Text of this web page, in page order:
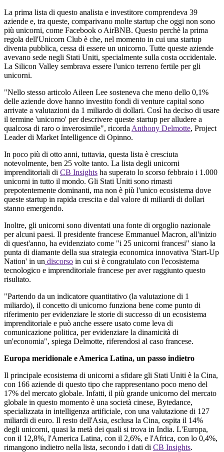
La prima lista di questo analista e investitore comprendeva 39
aziende e, tra queste, comparivano molte startup che oggi non sono
più unicorni, come Facebook o AirBNB. Questo perchè la prima
regola dell'Unicorn Club è che, nel momento in cui una startup
diventa pubblica, cessa di essere un unicorno. Tutte queste aziende
avevano sede negli Stati Uniti, specialmente sulla costa occidentale.
La Silicon Valley sembrava essere l'unico terreno fertile per gli
unicorni.
"Nello stesso articolo Aileen Lee sosteneva che meno dello 0,1%
delle aziende dove hanno investito fondi di venture capital sono
arrivate a valutazioni da 1 miliardo di dollari. Così ha deciso di usare
il termine 'unicorno' perdescrivere queste startup peralludere a
qualcosa di raro o inverosimile", ricorda Anthony Delmotte, Project
Leader di Market Intelligence di Opinno.
In poco più di otto anni, tuttavia, questa lista è cresciuta
notevolmente, ben 25 volte tanto. La lista degli unicorni
imprenditoriali di CB Insights ha superato lo scorso febbraio i 1.000
unicorni in tutto il mondo. Gli Stati Uniti sono rimasti
prepotentemente dominanti, ma non è più l'unico ecosistema dove
queste startup in rapida crescita e dal valore di miliardi di dollari
stanno emergendo.
Inoltre, gli unicorni sono diventati una fonte di orgoglio nazionale
peralcuni paesi. Il presidente francese Emmanuel Macron, all'inizio
di quest'anno, ha evidenziato come "i 25 unicorni francesi" siano la
punta di diamante della sua strategia economica innovativa 'Start-Up
Nation' in un discorso in cui si è congratulato con l'ecosistema
tecnologico e imprenditoriale francese peraver raggiunto questo
risultato.
"Partendo da un indicatore quantitativo (la valutazione di 1
miliardo), il concetto di unicorno funziona bene come punto di
riferimento perevidenziare le storie di successo di un ecosistema
imprenditoriale e può anche essere usato come leva di
comunicazione politica, perevidenziare la dinamicità di
un'economia", spiega Delmotte, riferendosi al caso francese.
Europa meridionale e America Latina, un passo indietro
Il principale ecosistema di unicorni a sfidare gli Stati Uniti è la Cina,
con 166 aziende di questo tipo che rappresentano poco meno del
17% del mercato globale. Infatti, il più grande unicorno del mercato
globale in questo momento è una società cinese, Bytedance,
specializzata in intelligenza artificiale, con una valutazione di 127
miliardi di euro. Il resto dell'Asia, esclusa la Cina, ospita il 14%
degli unicorni, quasi la metà dei quali si trova in India. L'Europa,
con il 12,8%, l'America Latina, con il 2,6%, e l'Africa, con lo 0,4%,
rimangono indietro nella lista, secondo i dati di CB Insights.